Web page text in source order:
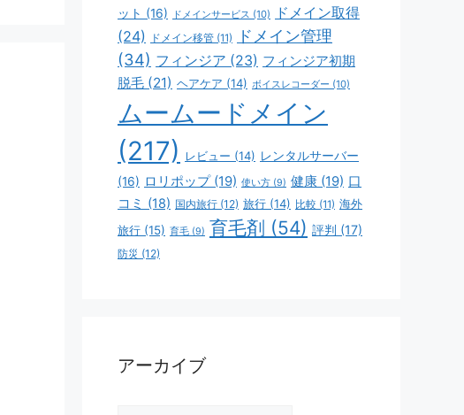
ット (16) ドメインサービス (10)
ドメイン取得
(24)
ドメイン移管 (11)
ドメイン管理
(34) フィンジア (23) フィンジア初期
脱毛 (21) ヘアケア (14) ボイスレコーダー (10)
ムームードメイン
(217)
レビュー (14) レンタルサーバー
(16) ロリポップ(19) 使い方 (9) 健康 (19) 口
コミ (18) 国内旅行 (12) 旅行 (14) 比較 (11) 海外
旅行 (15) 育毛 (9) 育毛剤 (54) 評判 (17)
防災 (12)
アーカイブ